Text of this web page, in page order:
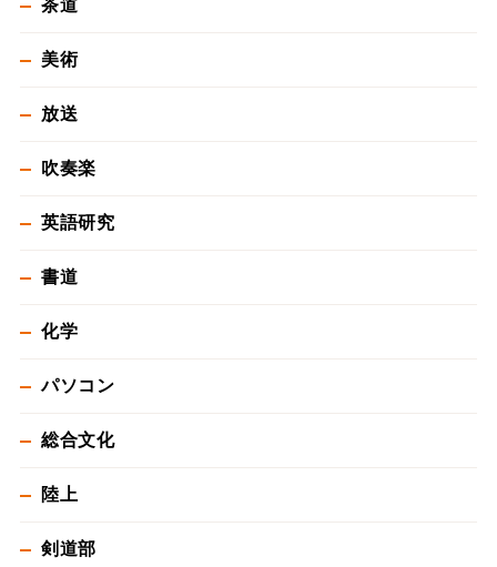
茶道
美術
放送
吹奏楽
英語研究
書道
化学
パソコン
総合文化
陸上
剣道部